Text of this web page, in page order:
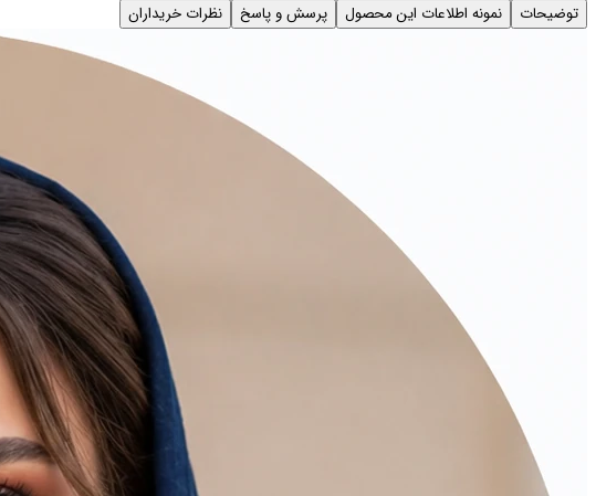
توضیحات نمونه اطلاعات این محصول پرسش و پاسخ نظرات خریداران